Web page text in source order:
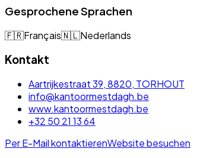
Gesprochene Sprachen
🇫🇷Français🇳🇱Nederlands
Kontakt
Aartrijkestraat 39, 8820, TORHOUT
info@kantoormestdagh.be
www.kantoormestdagh.be
+32 50 21 13 64
Per E-Mail kontaktierenWebsite besuchen